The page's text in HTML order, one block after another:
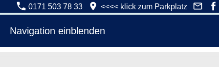
0171 503 78 33 <<<< klick zum Parkplatz
Navigation einblenden